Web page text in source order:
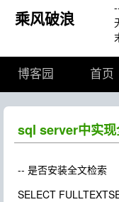
乘风破浪
博客园 首页
sql server中实现
-- 是否安装全文检索
SELECT